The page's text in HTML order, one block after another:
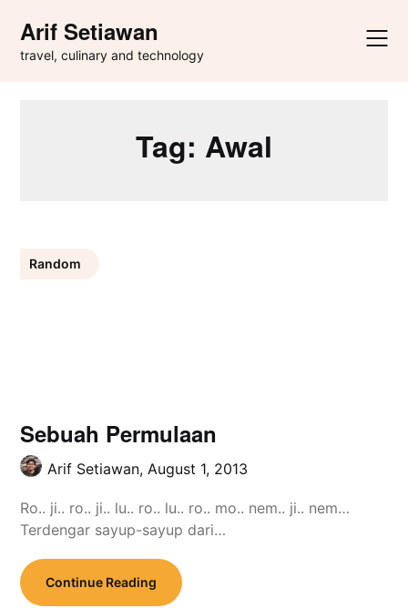
content
Arif Setiawan
travel, culinary and technology
Tag: Awal
Random
Sebuah Permulaan
Arif Setiawan,August 1, 2013
Ro.. ji.. ro.. ji.. lu.. ro.. lu.. ro.. mo.. nem.. ji.. nem…
Terdengar sayup-sayup dari…
Continue Reading